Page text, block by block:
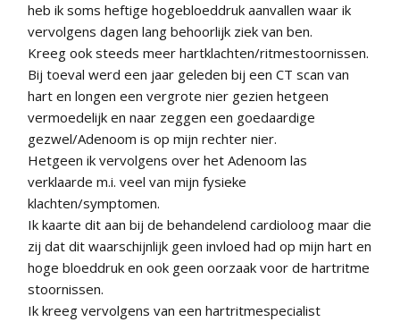
heb ik soms heftige hogebloeddruk aanvallen waar ik
vervolgens dagen lang behoorlijk ziek van ben.
Kreeg ook steeds meer hartklachten/ritmestoornissen.
Bij toeval werd een jaar geleden bij een CT scan van
hart en longen een vergrote nier gezien hetgeen
vermoedelijk en naar zeggen een goedaardige
gezwel/Adenoom is op mijn rechter nier.
Hetgeen ik vervolgens over het Adenoom las
verklaarde m.i. veel van mijn fysieke
klachten/symptomen.
Ik kaarte dit aan bij de behandelend cardioloog maar die
zij dat dit waarschijnlijk geen invloed had op mijn hart en
hoge bloeddruk en ook geen oorzaak voor de hartritme
stoornissen.
Ik kreeg vervolgens van een hartritmespecialist